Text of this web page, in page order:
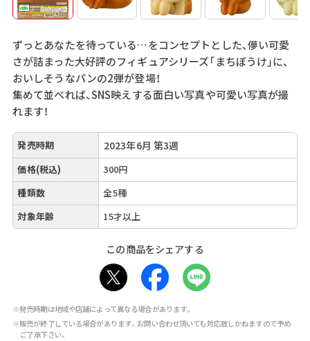
ずっとあなたを待っている…をコンセプトとした、儚い可愛
さが詰まった大好評のフィギュアシリーズ「まちぼうけ」に、
おいしそうなパンの2弾が登場！
集めて並べれば、SNS映えする面白い写真や可愛い写真が撮
れます！
発売時期 2023年6月 第3週
価格(税込)
300円
種類数
全5種
対象年齢
15才以上
この商品をシェアする
※発売時期は地域や店舗によって異なる場合があります。
※販売が終了している場合があります。お問い合わせ頂いても対応致しかねますので予め
ご了承下さい。